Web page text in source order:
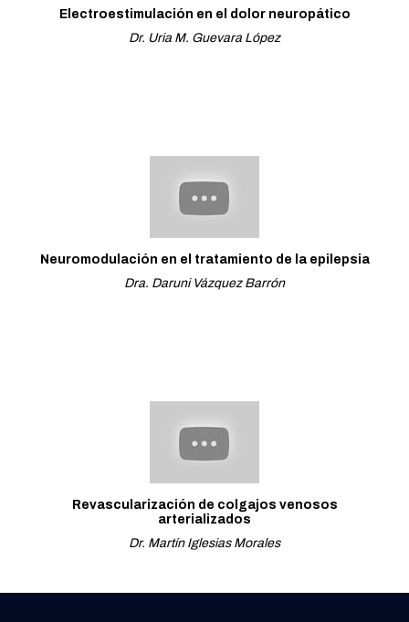
Electroestimulación en el dolor neuropático
Dr. Uria M. Guevara López
Neuromodulación en el tratamiento de la epilepsia
Dra. Daruni Vázquez Barrón
Revascularización de colgajos venosos
arterializados
Dr. Martín Iglesias Morales